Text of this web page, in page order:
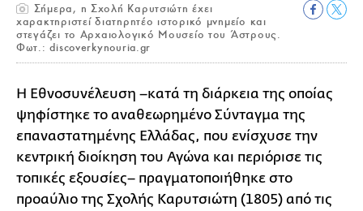
Σήμερα, η Σχολή Καρυτσιώτη έχει
χαρακτηριστεί διατηρητέο ιστορικό μνημείο και
στεγάζει το Αρχαιολογικό Μουσείο του Άστρους.
Φωτ.: discoverkynouria.gr
Η Εθνοσυνέλευση –κατά τη διάρκεια της οποίας
ψηφίστηκε το αναθεωρημένο Σύνταγμα της
επαναστατημένης Ελλάδας, που ενίσχυσε την
κεντρική διοίκηση του Αγώνα και περιόρισε τις
τοπικές εξουσίες– πραγματοποιήθηκε στο
προαύλιο της Σχολής Καρυτσιώτη (1805) από τις